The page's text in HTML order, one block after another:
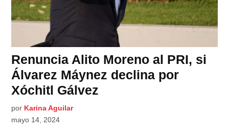
Renuncia Alito Moreno al PRI, si
Álvarez Máynez declina por
Xóchitl Gálvez
por Karina Aguilar
mayo 14, 2024